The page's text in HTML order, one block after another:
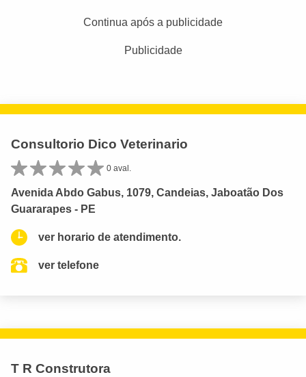
Continua após a publicidade
Publicidade
Consultorio Dico Veterinario
0 aval.
Avenida Abdo Gabus, 1079, Candeias, Jaboatão Dos
Guararapes - PE
ver horario de atendimento.
ver telefone
T R Construtora